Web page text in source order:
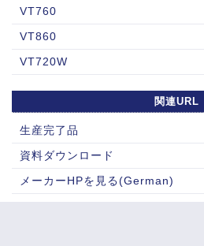
VT760
VT860
VT720W
関連URL
生産完了品
資料ダウンロード
メーカーHPを見る(German)